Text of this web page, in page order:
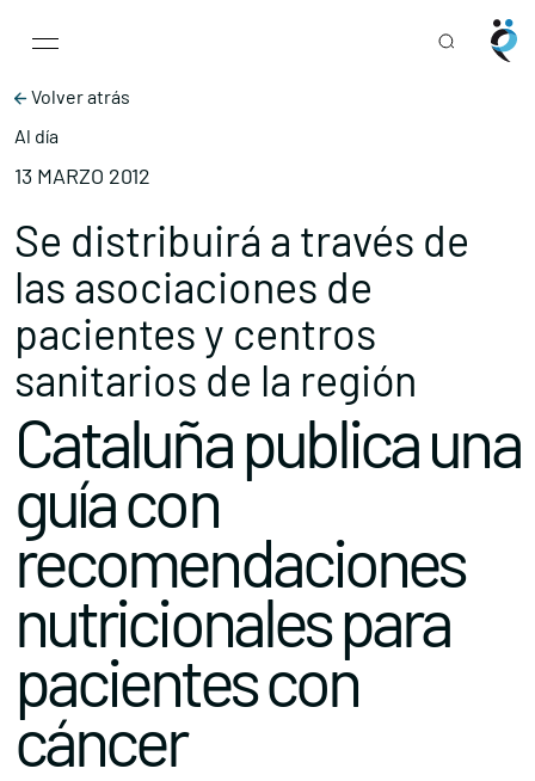
Main Navigation
Volver atrás
Al día
13 MARZO 2012
Se distribuirá a través de
las asociaciones de
pacientes y centros
sanitarios de la región
Cataluña publica una
guía con
recomendaciones
nutricionales para
pacientes con
cáncer